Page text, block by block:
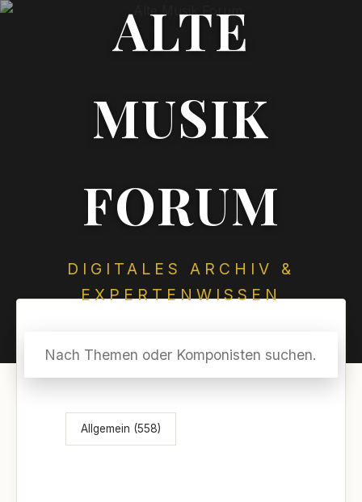
ALTE
MUSIK
FORUM
DIGITALES ARCHIV &
EXPERTENWISSEN
Themenübersicht
Allgemein (558)